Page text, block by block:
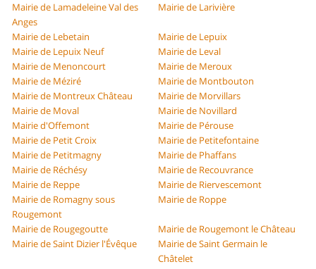
Mairie de Lamadeleine Val des
Anges
Mairie de Larivière
Mairie de Lebetain
Mairie de Lepuix
Mairie de Lepuix Neuf
Mairie de Leval
Mairie de Menoncourt
Mairie de Meroux
Mairie de Méziré
Mairie de Montbouton
Mairie de Montreux Château
Mairie de Morvillars
Mairie de Moval
Mairie de Novillard
Mairie d'Offemont
Mairie de Pérouse
Mairie de Petit Croix
Mairie de Petitefontaine
Mairie de Petitmagny
Mairie de Phaffans
Mairie de Réchésy
Mairie de Recouvrance
Mairie de Reppe
Mairie de Riervescemont
Mairie de Romagny sous
Rougemont
Mairie de Roppe
Mairie de Rougegoutte
Mairie de Rougemont le Château
Mairie de Saint Dizier l'Évêque
Mairie de Saint Germain le
Châtelet